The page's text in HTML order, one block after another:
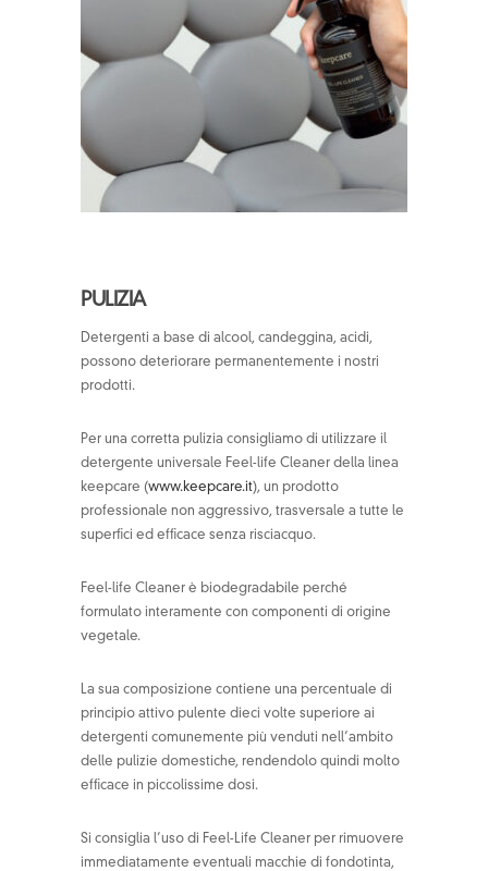
PULIZIA
Detergenti a base di alcool, candeggina, acidi,
possono deteriorare permanentemente i nostri
prodotti.
Per una corretta pulizia consigliamo di utilizzare il
detergente universale Feel-life Cleaner della linea
keepcare (www.keepcare.it), un prodotto
professionale non aggressivo, trasversale a tutte le
superfici ed efficace senza risciacquo.
Feel-life Cleaner è biodegradabile perché
formulato interamente con componenti di origine
vegetale.
La sua composizione contiene una percentuale di
principio attivo pulente dieci volte superiore ai
detergenti comunemente più venduti nell’ambito
delle pulizie domestiche, rendendolo quindi molto
efficace in piccolissime dosi.
Si consiglia l’uso di Feel-Life Cleaner per rimuovere
immediatamente eventuali macchie di fondotinta,